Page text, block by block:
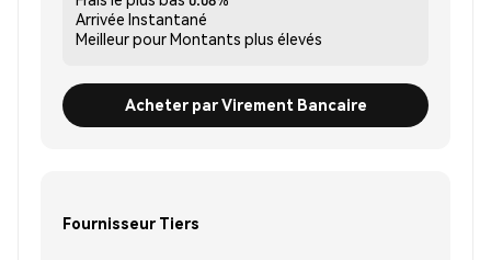
Arrivée Instantané
Meilleur pourMontants plus élevés
Acheter par Virement Bancaire
Fournisseur Tiers